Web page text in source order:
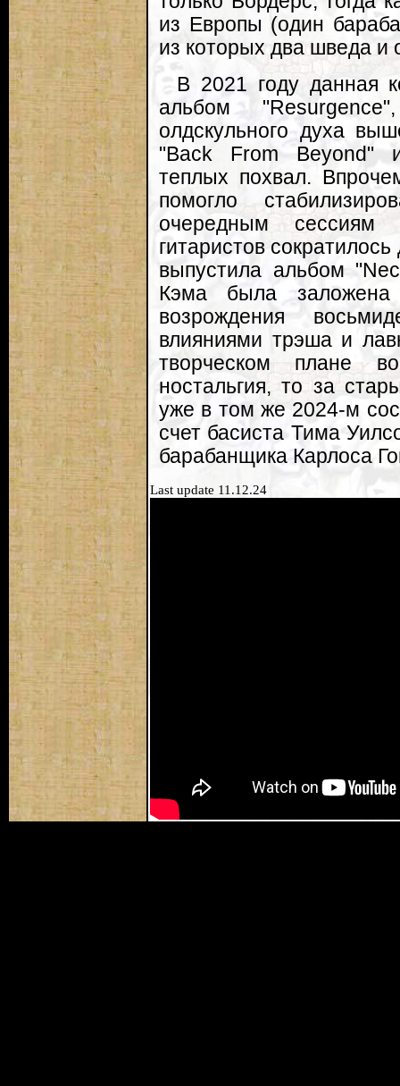
из Европы (один
из которых два шведа и
В 2021 году данная
альбом
олдскульного духа
"Back From Beyond"
теплых похвал.
помогло
очередным
гитаристов
выпустила альбом
Кэма была
возрождения
влияниями трэша и
творческом плане
ностальгия, то за
уже в том же 2024-м
счет басиста Тима
барабанщика Карлоса
Last update 11.12.24